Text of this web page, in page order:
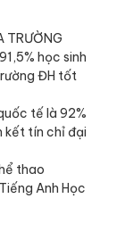
TRƯỜNG
học sinh
ĐH tốt
tế là 92%
kết tín chỉ đại
thao
Anh Học